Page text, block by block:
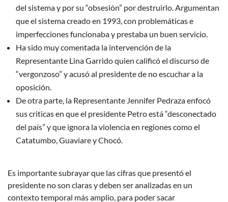
del sistema y por su “obsesión” por destruirlo. Argumentan
que el sistema creado en 1993, con problemáticas e
imperfecciones funcionaba y prestaba un buen servicio.
Ha sido muy comentada la intervención de la
Representante Lina Garrido quien calificó el discurso de
“vergonzoso” y acusó al presidente de no escuchar a la
oposición.
De otra parte, la Representante Jennifer Pedraza enfocó
sus criticas en que el presidente Petro está “desconectado
del país” y que ignora la violencia en regiones como el
Catatumbo, Guaviare y Chocó.
Es importante subrayar que las cifras que presentó el
presidente no son claras y deben ser analizadas en un
contexto temporal más amplio, para poder sacar